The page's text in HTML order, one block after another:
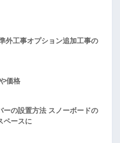
外工事オプション追加工事の
価格
ーの設置方法 スノーボードの
ペースに